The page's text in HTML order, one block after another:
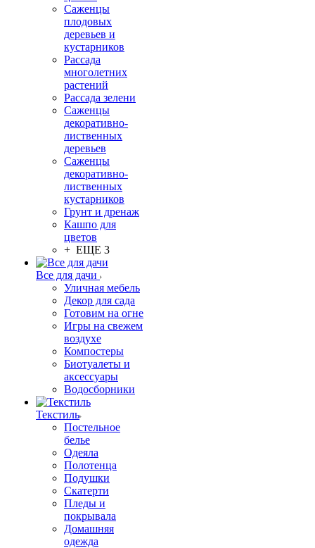
Саженцы
плодовых
деревьев и
кустарников
Рассада
многолетних
растений
Рассада зелени
Саженцы
декоративно-
лиственных
деревьев
Саженцы
декоративно-
лиственных
кустарников
Грунт и дренаж
Кашпо для
цветов
+ ЕЩЕ 3
Все для дачи
Уличная мебель
Декор для сада
Готовим на огне
Игры на свежем
воздухе
Компостеры
Биотуалеты и
аксессуары
Водосборники
Текстиль
Постельное
белье
Одеяла
Полотенца
Подушки
Скатерти
Пледы и
покрывала
Домашняя
одежда